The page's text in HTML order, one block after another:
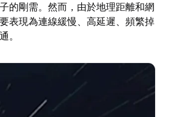
的剛需。然而，由於地理距離和網
表現為連線緩慢、高延遲、頻繁掉
。